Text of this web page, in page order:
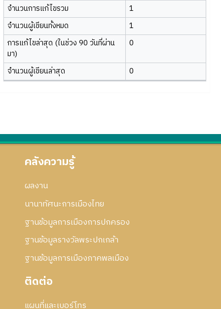
จำนวนการแก้ไขรวม
1
จำนวนผู้เขียนทั้งหมด
1
การแก้ไขล่าสุด (ในช่วง 90 วันที่ผ่าน
มา)
0
จำนวนผู้เขียนล่าสุด 0
คลังความรู้
ผลงาน
นานาทัศนะการเมืองไทย
ฐานข้อมูลการเมืองการปกครอง
ฐานข้อมูลรางวัลพระปกเกล้า
ฐานข้อมูลการเมืองภาคพลเมือง
ติดต่อ
แผนที่และเบอร์โทร